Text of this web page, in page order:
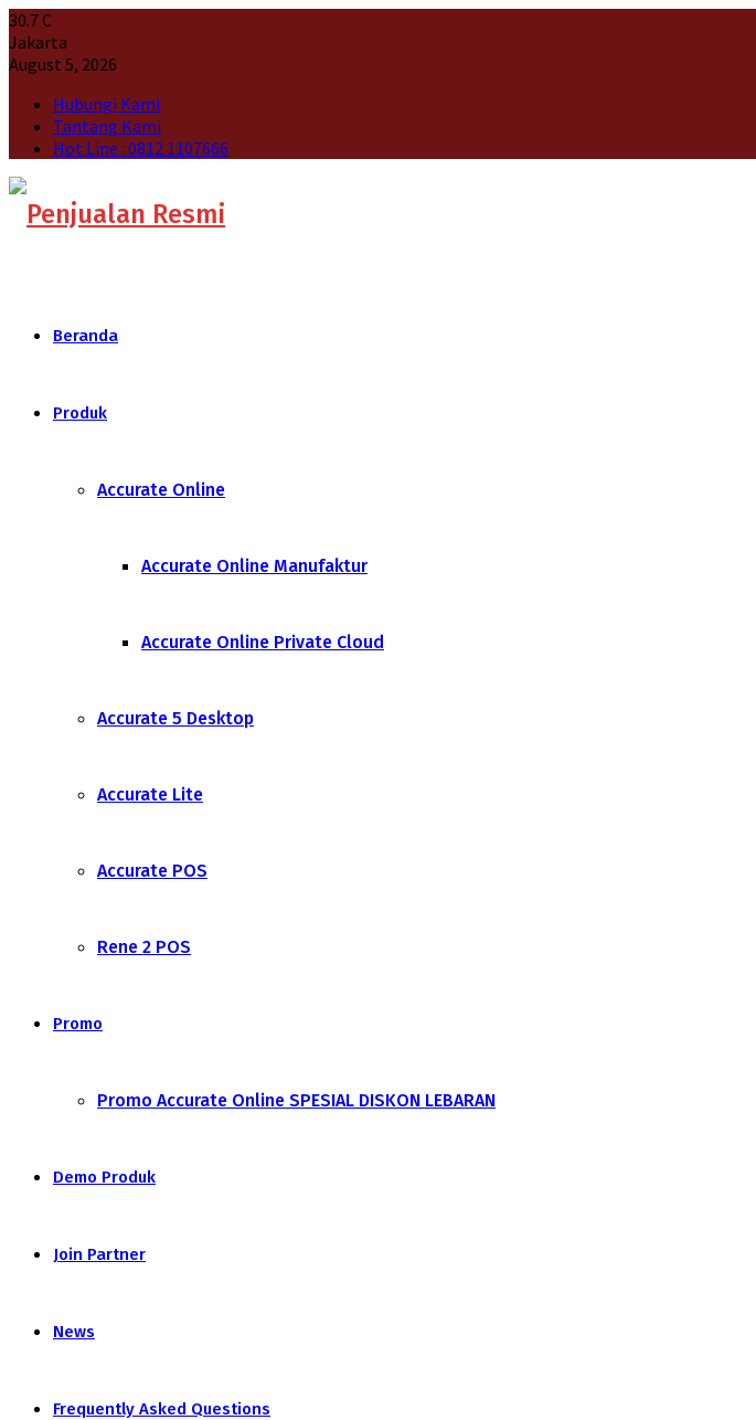
30.7C
Jakarta
August 5, 2026
Hubungi Kami
Tantang Kami
Hot Line : 0812 1107666
Beranda
Produk
Accurate Online
Accurate Online Manufaktur
Accurate Online Private Cloud
Accurate 5 Desktop
Accurate Lite
Accurate POS
Rene 2 POS
Promo
Promo Accurate Online SPESIAL DISKON LEBARAN
Demo Produk
Join Partner
News
Frequently Asked Questions